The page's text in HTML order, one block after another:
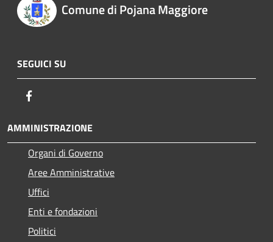
Comune di Pojana Maggiore
SEGUICI SU
AMMINISTRAZIONE
Organi di Governo
Aree Amministrative
Uffici
Enti e fondazioni
Politici